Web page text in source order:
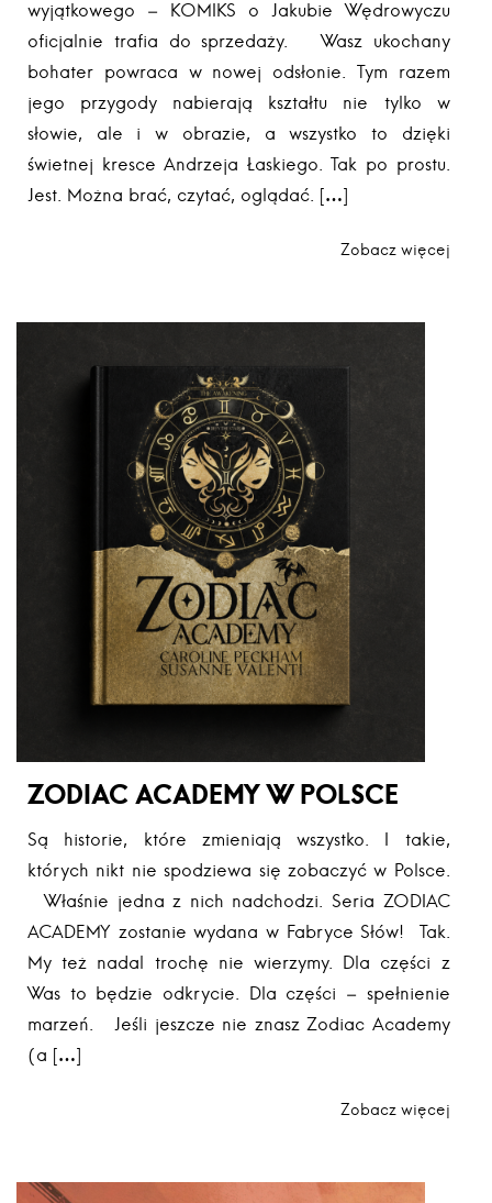
wyjątkowego – KOMIKS o Jakubie Wędrowyczu
oficjalnie trafia do sprzedaży. Wasz ukochany
bohater powraca w nowej odsłonie. Tym razem
jego przygody nabierają kształtu nie tylko w
słowie, ale i w obrazie, a wszystko to dzięki
świetnej kresce Andrzeja Łaskiego. Tak po prostu.
Jest. Można brać, czytać, oglądać. […]
Zobacz więcej
ZODIAC ACADEMY W POLSCE
Są historie, które zmieniają wszystko. I takie,
których nikt nie spodziewa się zobaczyć w Polsce.
Właśnie jedna z nich nadchodzi. Seria ZODIAC
ACADEMY zostanie wydana w Fabryce Słów! Tak.
My też nadal trochę nie wierzymy. Dla części z
Was to będzie odkrycie. Dla części – spełnienie
marzeń. Jeśli jeszcze nie znasz Zodiac Academy
(a […]
Zobacz więcej